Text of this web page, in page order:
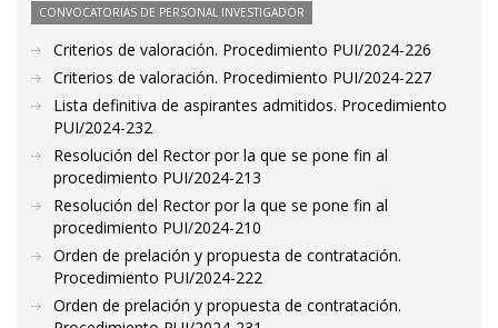
CONVOCATORIAS DE PERSONAL INVESTIGADOR
Criterios de valoración. Procedimiento PUI/2024-226
Criterios de valoración. Procedimiento PUI/2024-227
Lista definitiva de aspirantes admitidos. Procedimiento
PUI/2024-232
Resolución del Rector por la que se pone fin al
procedimiento PUI/2024-213
Resolución del Rector por la que se pone fin al
procedimiento PUI/2024-210
Orden de prelación y propuesta de contratación.
Procedimiento PUI/2024-222
Orden de prelación y propuesta de contratación.